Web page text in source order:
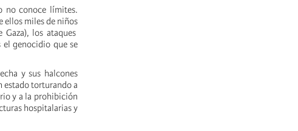
no conoce límites.
ellos miles de niños
los ataques
el genocidio que se
y sus halcones
estado torturando a
y a la prohibición
hospitalarias y